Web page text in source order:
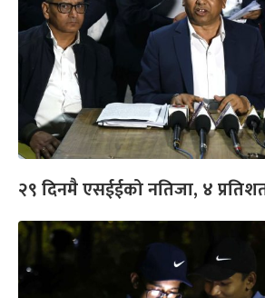
२९ दिनमै एसईईको नतिजा, ४